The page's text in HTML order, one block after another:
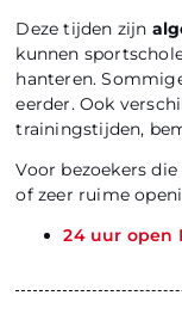
Deze tijden zijn
kunnen
hanteren.
eerder. Ook
trainingstijden,
Voor bezoekers
of zeer ruime
24 uur open